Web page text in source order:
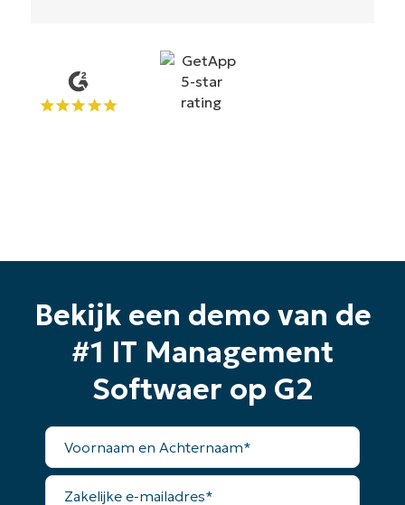
Bekijk een demo van de
#1 IT Management
Softwaer op G2
Voornaam
Achternaam*
Zakelijke